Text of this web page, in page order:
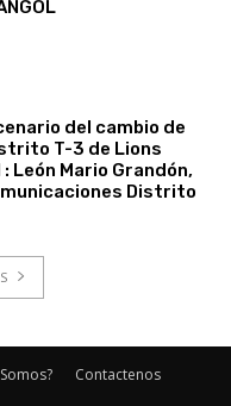
del cambio de
T-3 de Lions
León Mario Grandón,
Distrito
Contactenos